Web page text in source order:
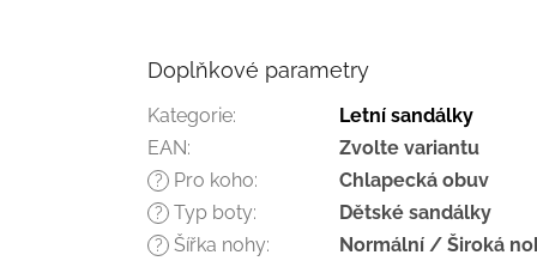
Doplňkové parametry
Kategorie:
Letní sandálky
EAN: Zvolte variantu
? Pro koho: Chlapecká obuv
? Typ boty: Dětské sandálky
? Šířka nohy: Normální / Široká